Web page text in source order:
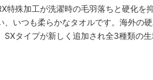
特殊加工が洗濯時の毛羽落ちと硬化を
、いつも柔らかなタオルです。海外の
SXタイプが新しく追加され全3種類の生